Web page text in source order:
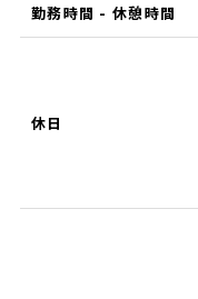
勤務時間 - 休憩時間
休日